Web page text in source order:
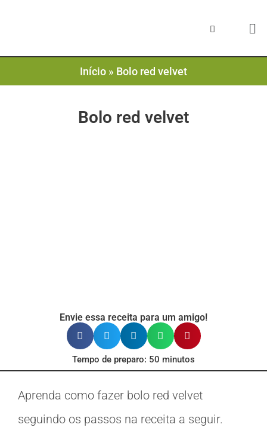
Início » Bolo red velvet
Bolo red velvet
Envie essa receita para um amigo!
Tempo de preparo: 50 minutos
Aprenda como fazer bolo red velvet
seguindo os passos na receita a seguir.